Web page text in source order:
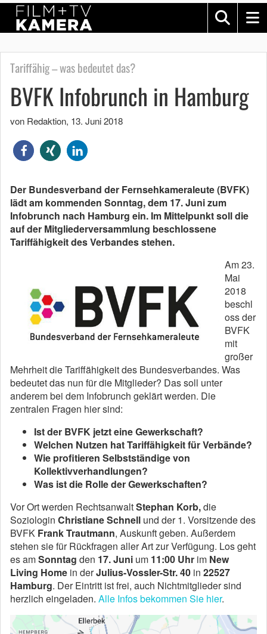
Tariffähig – was bedeutet das?
BVFK Infobrunch in Hamburg
von Redaktion, 13. Juni 2018
Der Bundesverband der Fernsehkameraleute (BVFK)
lädt am kommenden Sonntag, dem 17. Juni zum
Infobrunch nach Hamburg ein. Im Mittelpunkt soll die
auf der Mitgliederversammlung beschlossene
Tariffähigkeit des Verbandes stehen.
Am 23.
Mai
2018
beschl
oss der
BVFK
mit
großer
Mehrheit die Tariffähigkeit des Bundesverbandes. Was
bedeutet das nun für die Mitglieder? Das soll unter
anderem bei dem Infobrunch geklärt werden. Die
zentralen Fragen hier sind:
Ist der BVFK jetzt eine Gewerkschaft?
Welchen Nutzen hat Tariffähigkeit für Verbände?
Wie profitieren Selbstständige von
Kollektivverhandlungen?
Was ist die Rolle der Gewerkschaften?
Vor Ort werden RechtsanwaltStephan Korb,die
Soziologin Christiane Schnell und der 1. Vorsitzende des
BVFK Frank Trautmann, Auskunft geben. Außerdem
stehen sie für Rückfragen aller Art zur Verfügung. Los geht
es amSonntag den 17. Juni um 11:00 Uhr im New
Living Home in derJulius-Vossler-Str. 40 in 22527
Hamburg. Der Eintritt ist frei, auch Nichtmitglieder sind
herzlich eingeladen. Alle Infos bekommen Sie hier.